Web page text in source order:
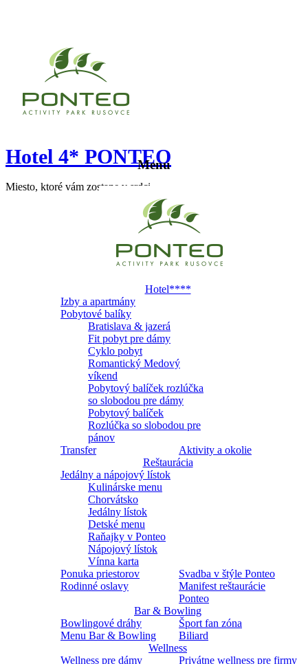
Hotel 4* PONTEO
Miesto, ktoré vám zostane v srdci
Menu
Hotel****
Izby a apartmány
Pobytové balíky
Bratislava & jazerá
Fit pobyt pre dámy
Cyklo pobyt
Romantický Medový
víkend
Pobytový balíček rozlúčka
so slobodou pre dámy
Pobytový balíček
Rozlúčka so slobodou pre
pánov
Transfer
Aktivity a okolie
Reštaurácia
Jedálny a nápojový lístok
Kulinárske menu
Chorvátsko
Jedálny lístok
Detské menu
Raňajky v Ponteo
Nápojový lístok
Vínna karta
Ponuka priestorov
Svadba v štýle Ponteo
Rodinné oslavy
Manifest reštaurácie
Ponteo
Bar & Bowling
Bowlingové dráhy
Šport fan zóna
Menu Bar & Bowling
Biliard
Wellness
Wellness pre dámy
Privátne wellness pre firmy